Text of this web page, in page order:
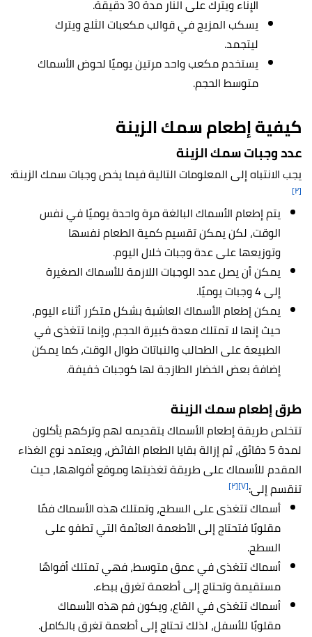
الإناء ويترك على النار مدة 30 دقيقة.
يسكب المزيج في قوالب مكعبات الثلج ويترك
ليتجمد.
يستخدم مكعب واحد مرتين يوميًا لحوض الأسماك
متوسط الحجم.
كيفية إطعامسمك الزينة
عدد وجباتسمك الزينة
يجب الانتباه إلى المعلومات التالية فيما يخص وجبات سمك الزينة:
[٢]
يتم إطعام الأسماك البالغة مرة واحدة يوميًا في نفس
الوقت، لكن يمكن تقسيم كمية الطعام نفسها
وتوزيعها على عدة وجبات خلال اليوم.
يمكن أن يصل عدد الوجبات اللازمة للأسماك الصغيرة
إلى 4 وجبات يوميًا.
يمكن إطعام الأسماك العاشبة بشكل متكرر أثناء اليوم،
حيث إنها لا تمتلك معدة كبيرة الحجم، وإنما تتغذى في
الطبيعة على الطحالب والنباتات طوال الوقت، كما يمكن
إضافة بعض الخضار الطازجة لها كوجبات خفيفة.
طرق إطعامسمك الزينة
تتخلص طريقة إطعام الأسماك بتقديمه لهم وتركهم يأكلون
لمدة 5 دقائق، ثم إزالة بقايا الطعام الفائض، ويعتمد نوع الغذاء
المقدم للأسماك على طريقة تغذيتها وموقع أفواهها، حيث
تنقسم إلى:[٧] [٢]
أسماك تتغذى على السطح، وتمتلك هذه الأسماك فمًا
مقلوبًا فتحتاج إلى الأطعمة العائمة التي تطفو على
السطح.
أسماك تتغذى في عمق متوسط، فهي تمتلك أفواهًا
مستقيمة وتحتاج إلى أطعمة تغرق ببطء.
أسماك تتغذى في القاع، ويكون فم هذه الأسماك
مقلوبًا للأسفل، لذلك تحتاج إلى أطعمة تغرق بالكامل.